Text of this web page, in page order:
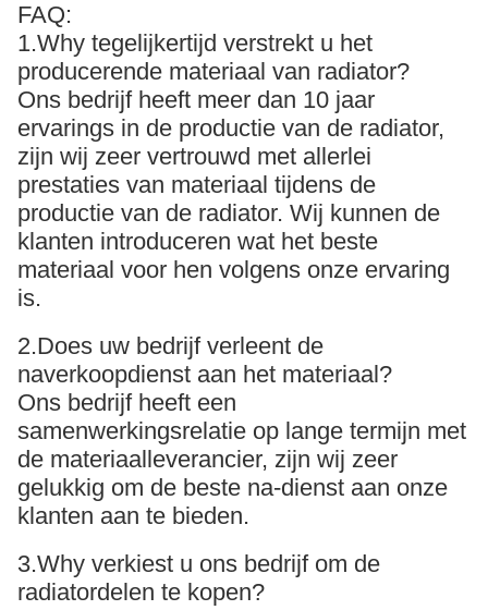
FAQ:
1.Why tegelijkertijd verstrekt u het
producerende materiaal van radiator?
Ons bedrijf heeft meer dan 10 jaar
ervarings in de productie van de radiator,
zijn wij zeer vertrouwd met allerlei
prestaties van materiaal tijdens de
productie van de radiator. Wij kunnen de
klanten introduceren wat het beste
materiaal voor hen volgens onze ervaring
is.
2.Does uw bedrijf verleent de
naverkoopdienst aan het materiaal?
Ons bedrijf heeft een
samenwerkingsrelatie op lange termijn met
de materiaalleverancier, zijn wij zeer
gelukkig om de beste na-dienst aan onze
klanten aan te bieden.
3.Why verkiest u ons bedrijf om de
radiatordelen te kopen?